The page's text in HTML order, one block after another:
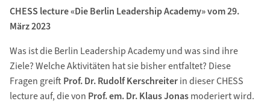
CHESS lecture «Die Berlin Leadership Academy» vom 29.
März 2023
Was ist die Berlin Leadership Academy und was sind ihre
Ziele? Welche Aktivitäten hat sie bisher entfaltet? Diese
Fragen greiftProf. Dr. Rudolf Kerschreiterin dieser CHESS
lecture auf, die von Prof. em. Dr. Klaus Jonasmoderiert wird.